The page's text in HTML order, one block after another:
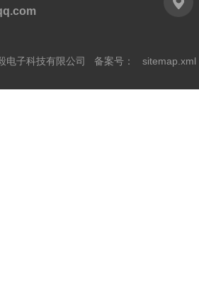
电子科技有限公司 备案号： sitemap.xml